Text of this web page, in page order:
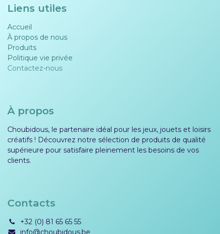
Liens utiles
Accueil
À propos de nous
Produits
Politique vie privée​​
Contactez-nous
À propos
Choubidous, le partenaire idéal pour les jeux, jouets et loisirs
créatifs ! Découvrez notre sélection de produits de qualité
supérieure pour satisfaire pleinement les besoins de vos
clients.
Contacts
+32 (0) 81 65 65 55